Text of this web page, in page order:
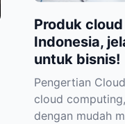
Produk
Indonesia,
untuk bisnis!
Pengertian
cloud
dengan mudah